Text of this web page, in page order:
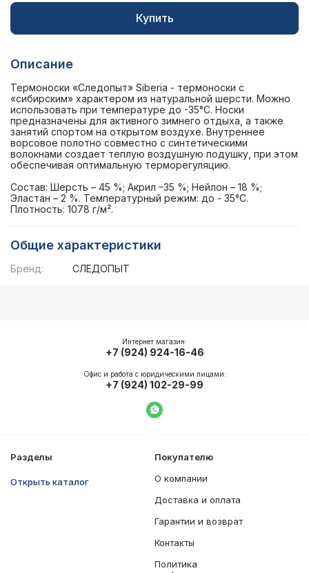
Купить
Описание
Термоноски «Следопыт» Siberia - термоноски с
«сибирским» характером из натуральной шерсти. Можно
использовать при температуре до -35°С. Носки
предназначены для активного зимнего отдыха, а также
занятий спортом на открытом воздухе. Внутреннее
ворсовое полотно совместно с синтетическими
волокнами создает теплую воздушную подушку, при этом
обеспечивая оптимальную терморегуляцию.
Состав: Шерсть – 45 %; Акрил –35 %; Нейлон – 18 %;
Эластан – 2 %. Температурный режим: до - 35°С.
Плотность: 1078 г/м².
Общие характеристики
Бренд: СЛЕДОПЫТ
Разделы
Открыть каталог
Покупателю
О компании
Доставка и оплата
Гарантии и возврат
Контакты
Политика
Интернет магазин:
+7 (924) 924-16-46
Офис и работа с юридическими лицами:
+7 (924) 102-29-99
Написать в WhatsApp